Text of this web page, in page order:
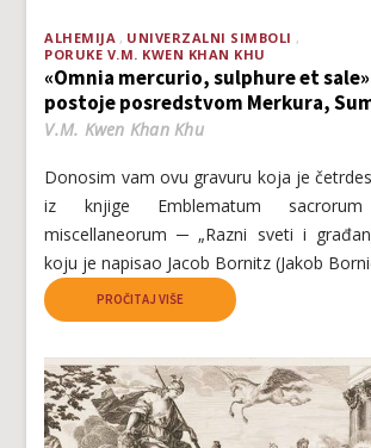
ALHEMIJA
UNIVERZALNI SIMBOLI
PORUKE V.M. KWEN KHAN KHU
«Omnia mercurio, sulphure et
postoje posredstvom Merkura,
V.M. Kwen Khan Khu
Donosim vam ovu gravuru koja je
iz knjige Emblematum
miscellaneorum ─ „Razni sveti i
koju je napisao Jacob Bornitz (Jakob
PROČITAJ VIŠE